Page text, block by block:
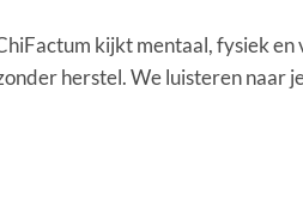
kijkt mentaal, fysiek
herstel. We luisteren naar